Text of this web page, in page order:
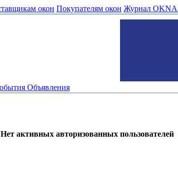
окон Покупателям окон Журнал
Объявления
Нет активных авторизованных пользователей